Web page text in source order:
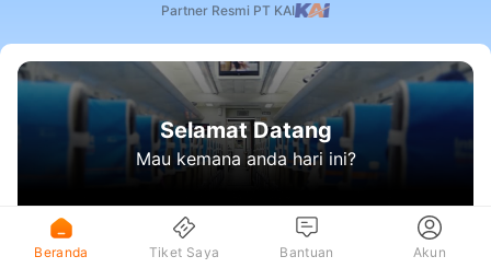
Partner Resmi PT KAI
Selamat Datang
Mau kemana anda hari ini?
Beranda Tiket Saya Bantuan Akun